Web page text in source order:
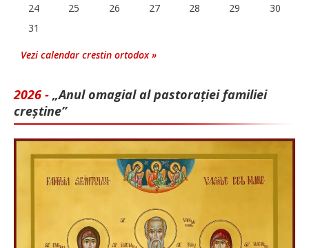
24
25 26 27 28 29
30
31
Vezi calendar crestin ortodox »
2026 - „Anul omagial al pastorației familiei
creștine”